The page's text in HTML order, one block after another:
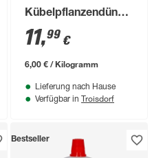
Kübelpflanzendünger
2 kg
11,99 €
6,00 € / Kilogramm
Lieferung nach Hause
Verfügbar in Troisdorf
Bestseller